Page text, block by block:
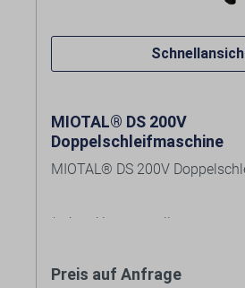
MIOTAL® DS 200V
Doppelschleifmaschine
MIOTAL® DS 200V
* ohne Untergestell
Bordsteinkantesiehe
Preis auf Anfrage